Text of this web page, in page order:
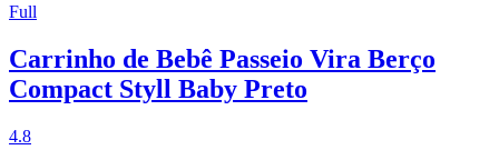
Full
Carrinho de Bebê Passeio Vira Berço
Compact Styll Baby Preto
4.8